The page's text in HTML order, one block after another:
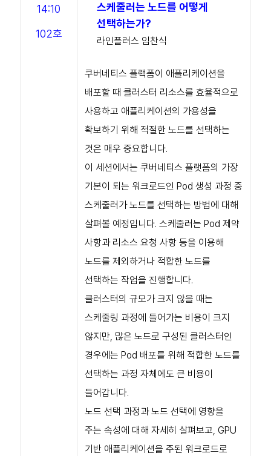
14:10
102호
스케줄러는 노드를 어떻게
선택하는가?
라인플러스 임찬식
쿠버네티스 플랙폼이 애플리케이션을
배포할 때 클러스터 리소스를 효율적으로
사용하고 애플리케이션의 가용성을
확보하기 위해 적절한 노드를 선택하는
것은 매우 중요합니다.
이 세션에서는 쿠버네티스 플랫폼의 가장
기본이 되는 워크로드인 Pod 생성 과정 중
스케줄러가 노드를 선택하는 방법에 대해
살펴볼 예정입니다. 스케줄러는 Pod 제약
사항과 리소스 요청 사항 등을 이용해
노드를 제외하거나 적합한 노드를
선택하는 작업을 진행합니다.
클러스터의 규모가 크지 않을 때는
스케줄링 과정에 들어가는 비용이 크지
않지만, 많은 노드로 구성된 클러스터인
경우에는 Pod 배포를 위해 적합한 노드를
선택하는 과정 자체에도 큰 비용이
들어갑니다.
노드 선택 과정과 노드 선택에 영향을
주는 속성에 대해 자세히 살펴보고, GPU
기반 애플리케이션을 주된 워크로드로